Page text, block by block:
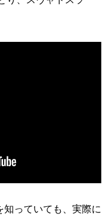
っていても、実際に